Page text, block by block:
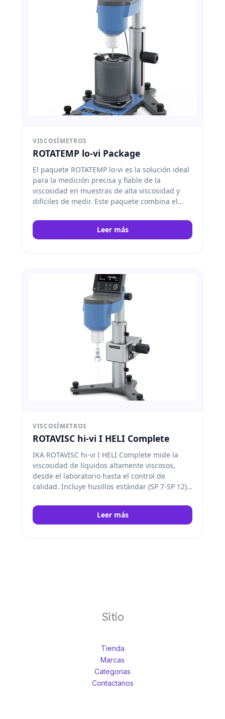
VISCOSÍMETROS
ROTATEMP lo-vi Package
El paquete ROTATEMP lo-vi es la solución ideal
para la medición precisa y fiable de la
viscosidad en muestras de alta viscosidad y
difíciles de medir. Este paquete combina el
sistema de alta temperatura ROTATEMP para
garantizar un control óptimo de la
Leer más
VISCOSÍMETROS
ROTAVISC hi-vi I HELI Complete
IKA ROTAVISC hi-vi I HELI Complete mide la
viscosidad de líquidos altamente viscosos,
desde el laboratorio hasta el control de
calidad. Incluye husillos estándar (SP 7-SP 12),
conectores y soporte HELISTAND. IKA
Leer más
Sitio
Tienda
Marcas
Categorias
Contactanos